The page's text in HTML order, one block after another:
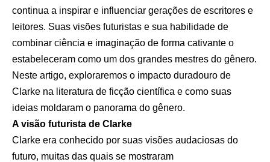
continua a inspirar e influenciar gerações de escritores e
leitores. Suas visões futuristas e sua habilidade de
combinar ciência e imaginação de forma cativante o
estabeleceram como um dos grandes mestres do gênero.
Neste artigo, exploraremos o impacto duradouro de
Clarke na literatura de ficção científica e como suas
ideias moldaram o panorama do gênero.
A visão futurista de Clarke
Clarke era conhecido por suas visões audaciosas do
futuro, muitas das quais se mostraram